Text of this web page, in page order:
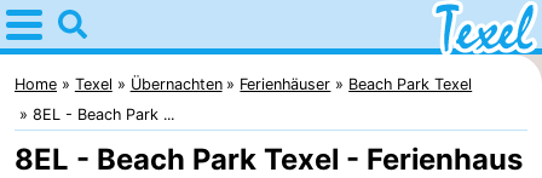
Home
Texel
Tipps
Home Texel Übernachten Ferienhäuser
Beach Park Texel
8EL - Beach Park ...
8EL - Beach Park Texel - Ferienhaus